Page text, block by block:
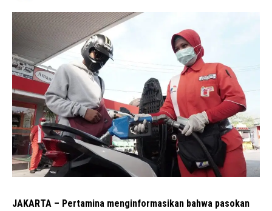
JAKARTA – Pertamina menginformasikan bahwa pasokan